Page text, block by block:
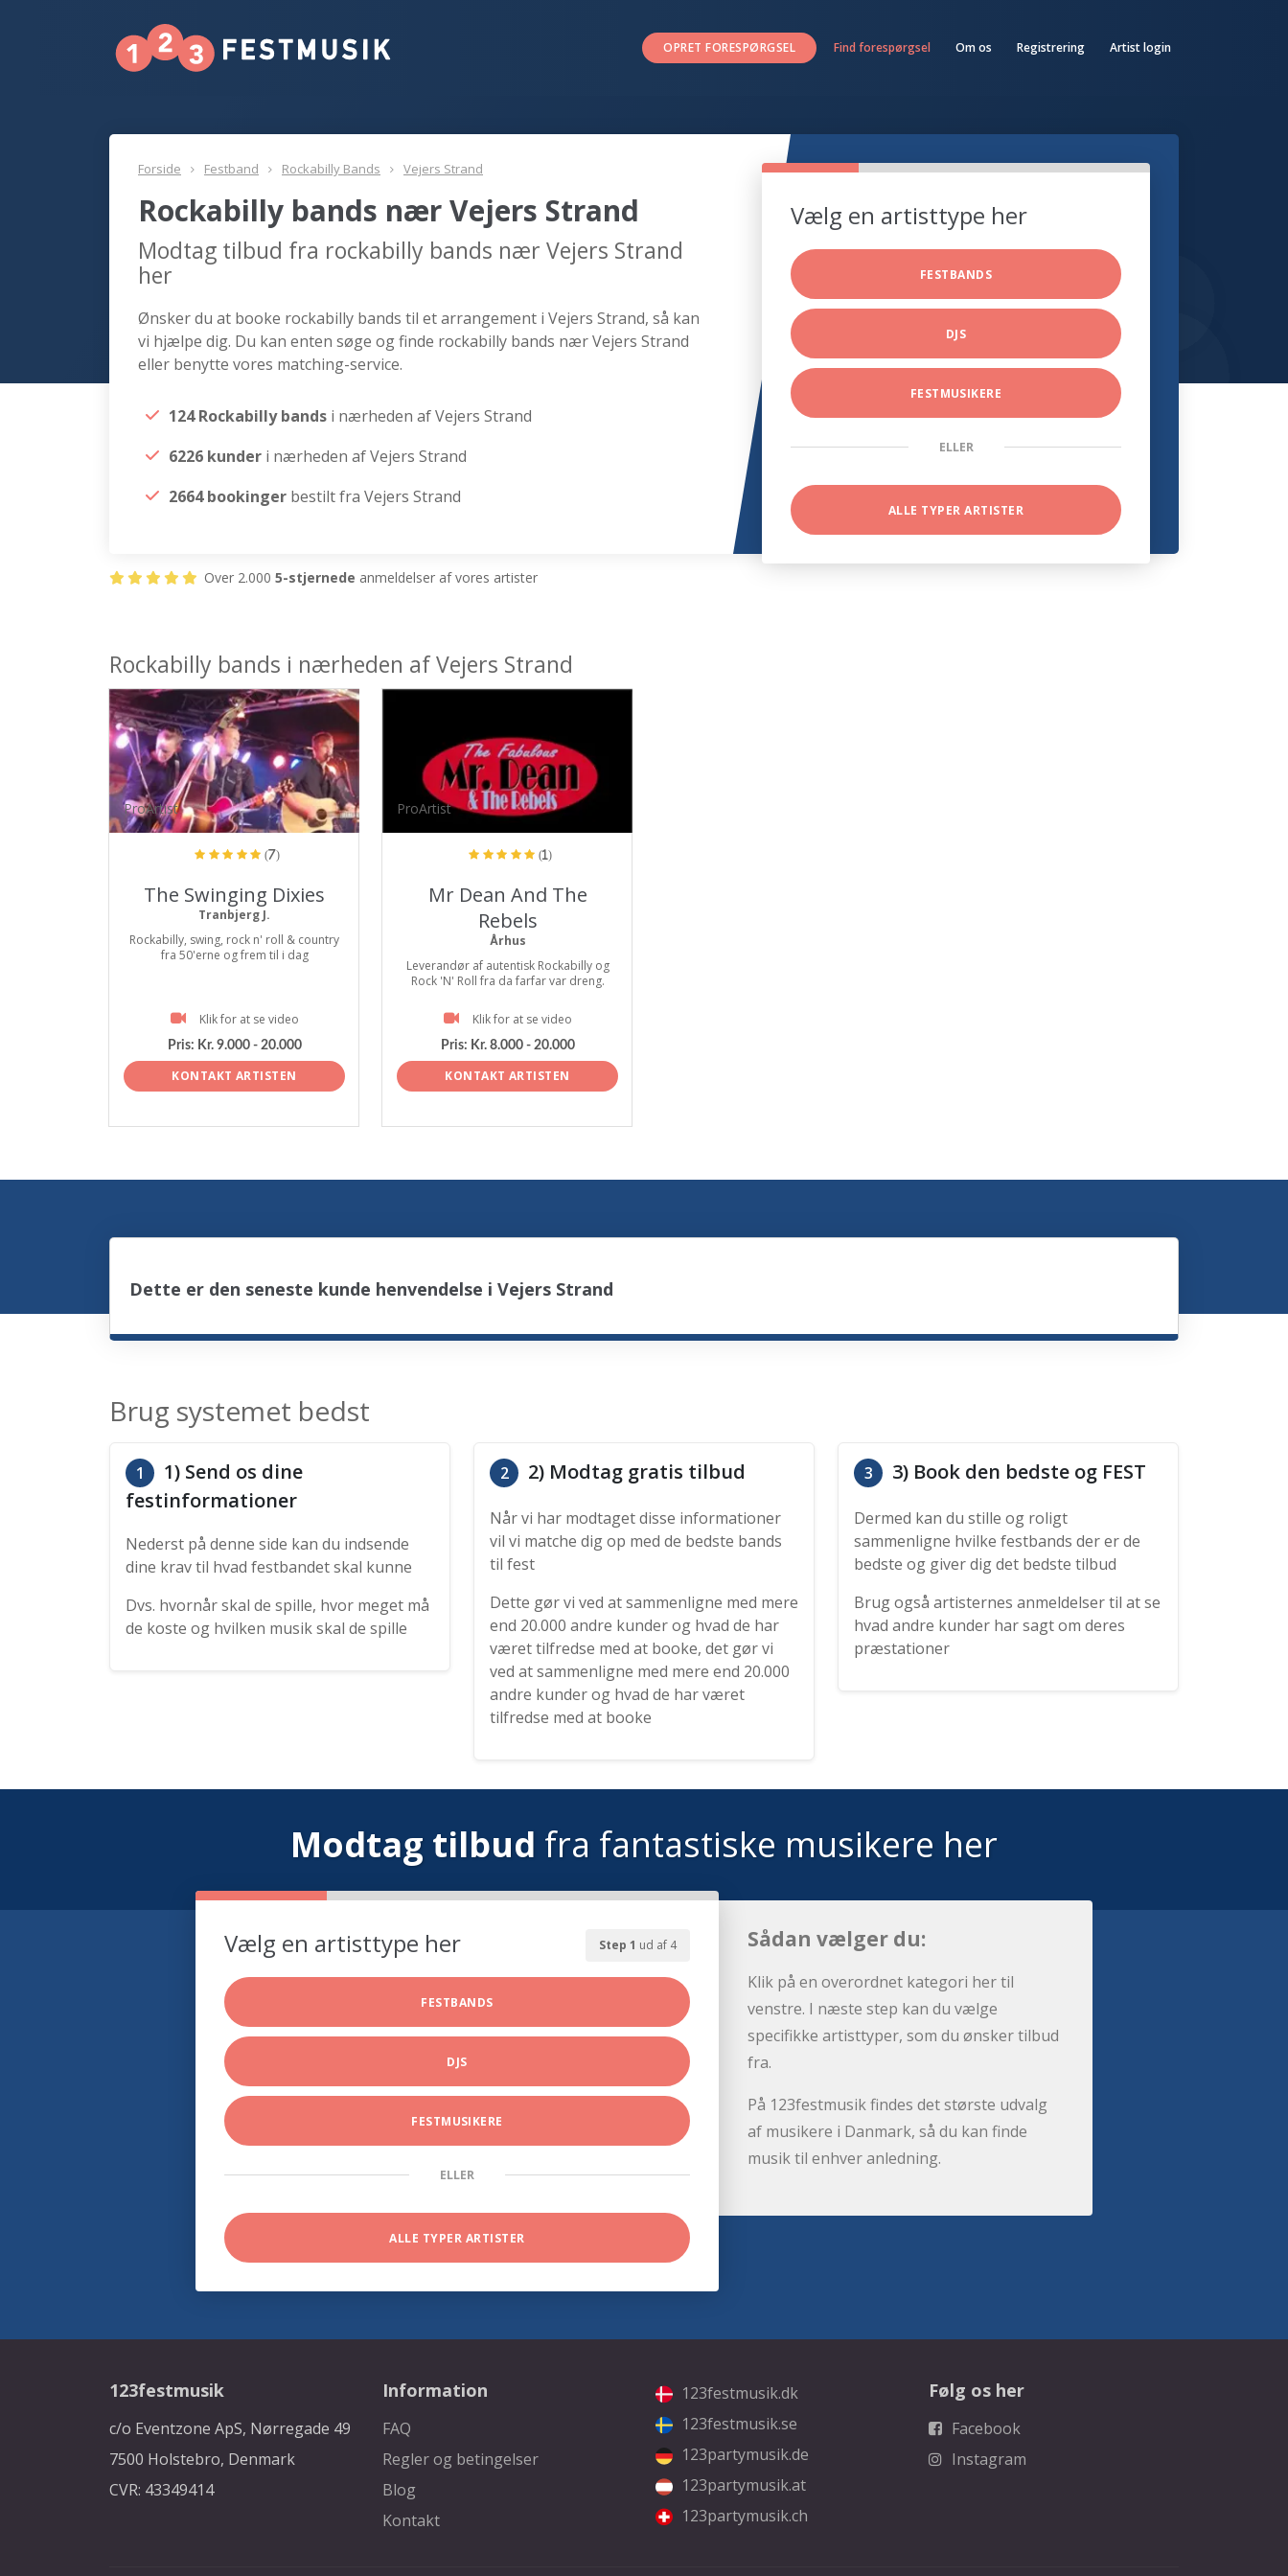
OPRET FORESPØRGSEL Find forespørgsel Om os Registrering Artist login
Forside Festband Rockabilly Bands Vejers Strand
Rockabilly bands nær Vejers Strand
Modtag tilbud fra rockabilly bands nær Vejers Strand
her
Ønsker du at booke rockabilly bands til et arrangement i Vejers Strand, så kan
vi hjælpe dig. Du kan enten søge og finde rockabilly bands nær Vejers Strand
eller benytte vores matching-service.
124 Rockabilly bands i nærheden af Vejers Strand
6226 kunder i nærheden af Vejers Strand
2664 bookinger bestilt fra Vejers Strand
Vælg en artisttype her
FESTBANDS
DJS
FESTMUSIKERE
ELLER
ALLE TYPER ARTISTER
Over 2.000 5-stjernede anmeldelser af vores artister
Rockabilly bands i nærheden af Vejers Strand
ProArtist
(7)
The Swinging Dixies
Tranbjerg J.
Rockabilly, swing, rock n' roll & country
fra 50'erne og frem til i dag
Klik for at se video
Pris: Kr. 9.000 - 20.000
KONTAKT ARTISTEN
ProArtist
(1)
Mr Dean And The
Rebels
Århus
Leverandør af autentisk Rockabilly og
Rock 'N' Roll fra da farfar var dreng.
Klik for at se video
Pris: Kr. 8.000 - 20.000
KONTAKT ARTISTEN
Dette er den seneste kunde henvendelse i Vejers Strand
Brug systemet bedst
1
1) Send os dine
festinformationer
Nederst på denne side kan du indsende
dine krav til hvad festbandet skal kunne
Dvs. hvornår skal de spille, hvor meget må
de koste og hvilken musik skal de spille
2 2) Modtag gratis tilbud
Når vi har modtaget disse informationer
vil vi matche dig op med de bedste bands
til fest
Dette gør vi ved at sammenligne med mere
end 20.000 andre kunder og hvad de har
været tilfredse med at booke, det gør vi
ved at sammenligne med mere end 20.000
andre kunder og hvad de har været
tilfredse med at booke
3 3) Book den bedste og FEST
Dermed kan du stille og roligt
sammenligne hvilke festbands der er de
bedste og giver dig det bedste tilbud
Brug også artisternes anmeldelser til at se
hvad andre kunder har sagt om deres
præstationer
Modtag tilbud fra fantastiske musikere her
Step 1 ud af 4
Vælg en artisttype her
FESTBANDS
DJS
FESTMUSIKERE
ELLER
ALLE TYPER ARTISTER
Sådan vælger du:
Klik på en overordnet kategori her til
venstre. I næste step kan du vælge
specifikke artisttyper, som du ønsker tilbud
fra.
På 123festmusik findes det største udvalg
af musikere i Danmark, så du kan finde
musik til enhver anledning.
123festmusik
c/o Eventzone ApS, Nørregade 49
7500 Holstebro, Denmark
CVR: 43349414
Information
FAQ
Regler og betingelser
Blog
Kontakt
123festmusik.dk
123festmusik.se
123partymusik.de
123partymusik.at
123partymusik.ch
Følg os her
Facebook
Instagram